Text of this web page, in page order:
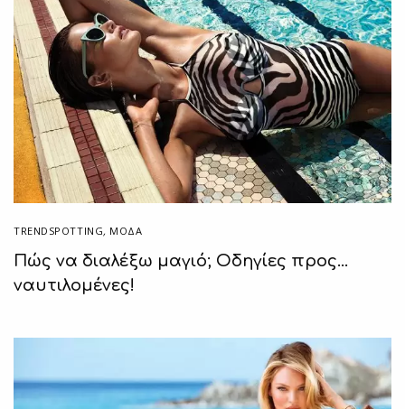
TRENDSPOTTING, ΜΟΔΑ
Πώς να διαλέξω μαγιό; Οδηγίες προς…
ναυτιλομένες!